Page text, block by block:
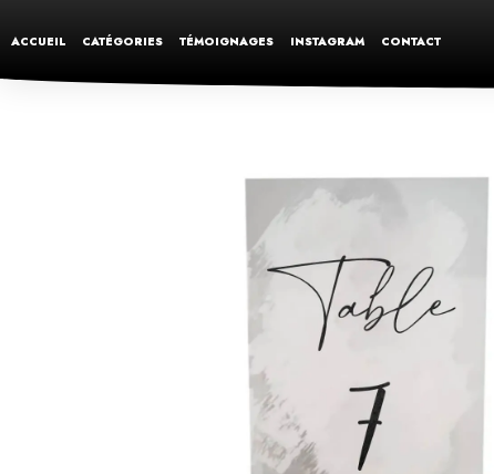
ACCUEIL CATÉGORIES TÉMOIGNAGES INSTAGRAM CONTACT